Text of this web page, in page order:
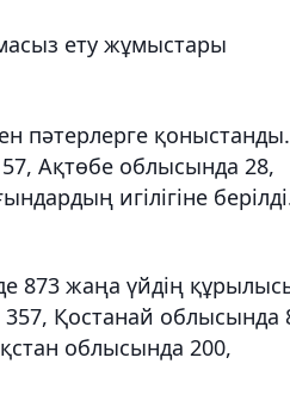
ету жұмыстары
пәтерлерге қоныстанды.
Ақтөбе облысында 28,
игілігіне
873 жаңа үйдің
357, Қостанай облысында
облысында 200,